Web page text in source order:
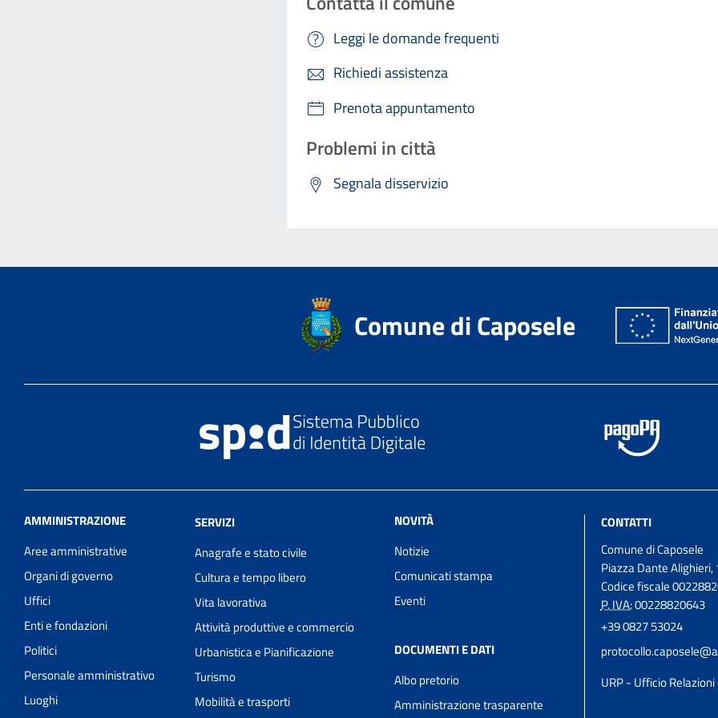
Leggi le domande frequenti
Richiedi assistenza
Prenota appuntamento
Problemi in città
Segnala disservizio
Comune di Caposele
AMMINISTRAZIONE
Aree amministrative
Organi di governo
Uffici
Enti e fondazioni
Politici
Personale amministrativo
Luoghi
SERVIZI
Anagrafe e stato civile
Cultura e tempo libero
Vita lavorativa
Attività produttive e commercio
Urbanistica e Pianificazione
Turismo
Mobilità e trasporti
NOVITÀ
Notizie
Comunicati stampa
Eventi
DOCUMENTI E DATI
Albo pretorio
Amministrazione trasparente
CONTATTI
Comune di Caposele
Piazza Dante Alighieri,
Codice fiscale
P. IVA:00228820643
+39 0827 53024
URP - Ufficio